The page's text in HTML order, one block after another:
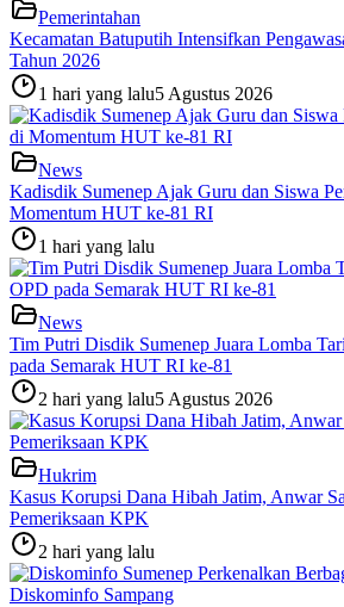
Pemerintahan
Kecamatan Batuputih Intensifkan
Tahun 2026
1 hari yang lalu5 Agustus 2026
News
Kadisdik Sumenep Ajak Guru dan Siswa
Momentum HUT ke-81 RI
1 hari yang lalu
News
Tim Putri Disdik Sumenep Juara Lomba
pada Semarak HUT RI ke-81
2 hari yang lalu5 Agustus 2026
Hukrim
Kasus Korupsi Dana Hibah Jatim, Anwar
Pemeriksaan KPK
2 hari yang lalu